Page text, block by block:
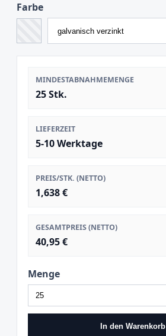
Farbe
MINDESTABNAHMEMENGE
25 Stk.
LIEFERZEIT
5-10 Werktage
PREIS/STK. (NETTO)
1,638 €
GESAMTPREIS (NETTO)
40,95 €
Menge
In den Warenkorb